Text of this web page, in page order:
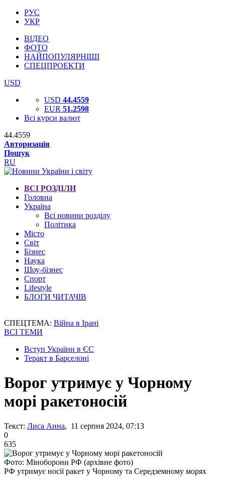
РУС
УКР
ВІДЕО
ФОТО
НАЙПОПУЛЯРНІШІ
СПЕЦПРОЕКТИ
USD
USD 44.4559
EUR 51.2598
Всі курси валют
44.4559
Авторизація
Пошук
RU
ВСІ РОЗДІЛИ
Головна
Україна
Всі новини розділу
Політика
Місто
Світ
Бізнес
Наука
Шоу-бізнес
Спорт
Lifestyle
БЛОГИ ЧИТАЧІВ
СПЕЦТЕМА: Війна в Ірані
ВСІ ТЕМИ
Вступ України в ЄС
Теракт в Барселоні
Ворог утримує у Чорному
морі ракетоносій
Текст: Лиса Анна, 11 серпня 2024, 07:13
0
635
Фото: Міноборони РФ (архівне фото)
РФ утримує носії ракет у Чорному та Середземному морях